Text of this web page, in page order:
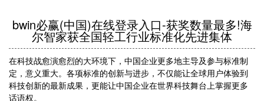
bwin必赢(中国)在线登录入口-获奖数量最多!海
尔智家获全国轻工行业标准化先进集体
在科技战愈演愈烈的大环境下，中国企业更多地主导及参与标准制
定，意义重大。各项标准的创新与进步，不仅能让全球用户体验到
科技创新的最新成果，更能让中国企业在世界科技舞台上掌握更多
话语权。